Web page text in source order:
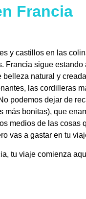
Francia
y castillos en las
Francia sigue
natural y
las cordilleras
podemos dejar de
más bonitas), que
medios de las cosas
vas a gastar en tu
tu viaje comienza